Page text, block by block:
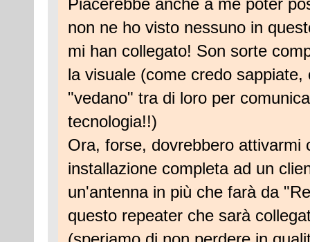
non ne ho visto nessuno in
mi han collegato! Son sorte
la visuale (come credo
"vedano" tra di loro per
tecnologia!!)
Ora, forse, dovrebbero
installazione completa ad un
un'antenna in più che farà da
questo repeater che sarà